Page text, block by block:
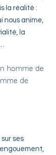
la réalité :
nous anime,
la
homme de
de
ses